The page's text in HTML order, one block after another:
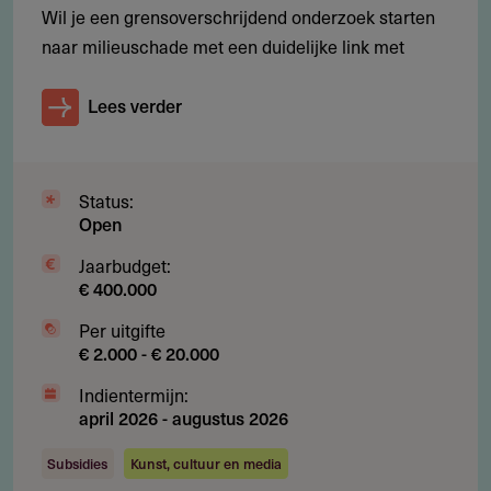
Alle publicatievormen zijn toegestaan: krant- en
tijdschriftartikelen, radio- en televisiedocumentaires,
fotoreportages, podcasts, boeken en cross-mediale
formats.
Restricties
Wat wordt niet gesubsidieerd?
graphics, websitebouw of colour grading
projectmanagers, financiële medewerkers
Aanschaf van apparatuur zoals IT-hardware, telefoons,
camera's of microfoons
Wil je een grensoverschrijdend onderzoek starten
naar milieuschade met een duidelijke link met
Lees verder
Status:
Open
Jaarbudget:
€ 400.000
Per uitgifte
€ 2.000 - € 20.000
Indientermijn:
april 2026-augustus 2026
Subsidies Kunst, cultuur en media